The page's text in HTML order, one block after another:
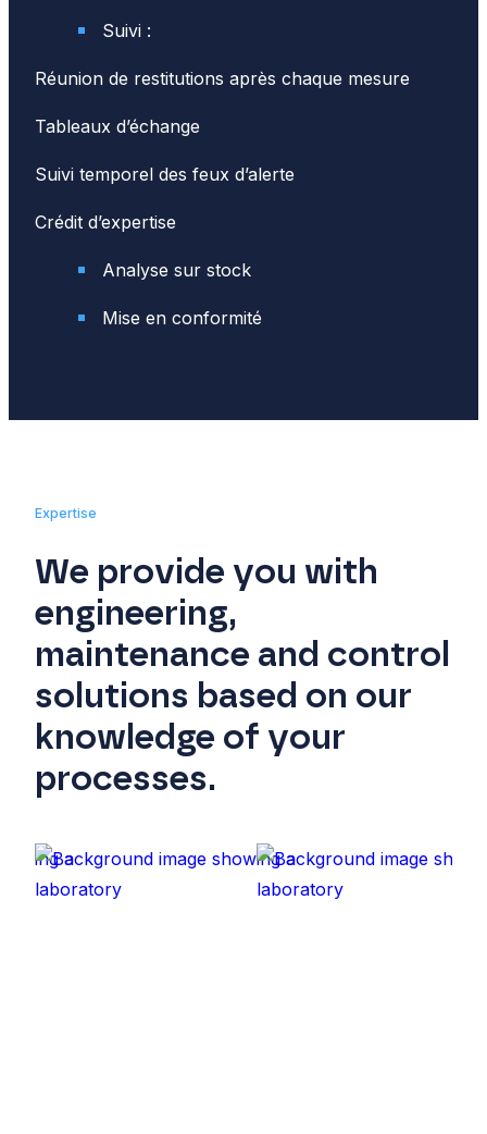
Suivi :
Réunion de restitutions après chaque mesure
Tableaux d’échange
Suivi temporel des feux d’alerte
Crédit d’expertise
Analyse sur stock
Mise en conformité
Expertise
We provide you with
engineering,
maintenance and control
solutions based on our
knowledge of your
processes.